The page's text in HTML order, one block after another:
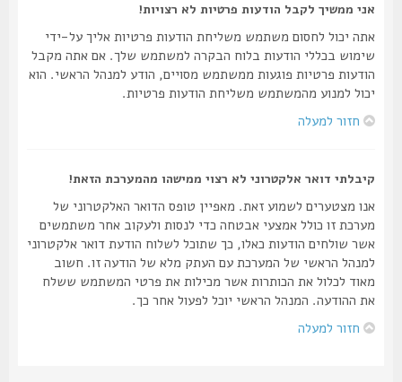
אני ממשיך לקבל הודעות פרטיות לא רצויות!
אתה יכול לחסום משתמש משליחת הודעות פרטיות אליך על-ידי
שימוש בכללי הודעות בלוח הבקרה למשתמש שלך. אם אתה מקבל
הודעות פרטיות פוגעות ממשתמש מסויים, הודע למנהל הראשי. הוא
יכול למנוע מהמשתמש משליחת הודעות פרטיות.
חזור למעלה
קיבלתי דואר אלקטרוני לא רצוי ממישהו מהמערכת הזאת!
אנו מצטערים לשמוע זאת. מאפיין טופס הדואר האלקטרוני של
מערכת זו כולל אמצעי אבטחה כדי לנסות ולעקוב אחר משתמשים
אשר שולחים הודעות כאלו, כך שתוכל לשלוח הודעת דואר אלקטרוני
למנהל הראשי של המערכת עם העתק מלא של הודעה זו. חשוב
מאוד לכלול את הכותרות אשר מכילות את פרטי המשתמש ששלח
את ההודעה. המנהל הראשי יוכל לפעול אחר כך.
חזור למעלה